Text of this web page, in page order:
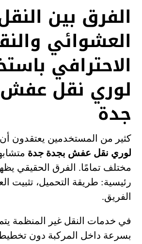
الفرق بين
العشوائي
الاحترافي
لوري نقل
جدة
كثير من المستخدمين يعتقدون
لوري نقل عفش بجدة جدة
مختلف تمامًا. الفرق الحقيقي
رئيسية: طريقة التحميل، تثبيت
الفريق.
في خدمات النقل غير المنظمة
بسرعة داخل المركبة دون